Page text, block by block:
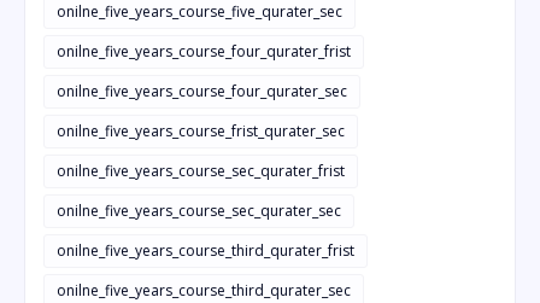
onilne_five_years_course_five_qurater_sec
onilne_five_years_course_four_qurater_frist
onilne_five_years_course_four_qurater_sec
onilne_five_years_course_frist_qurater_sec
onilne_five_years_course_sec_qurater_frist
onilne_five_years_course_sec_qurater_sec
onilne_five_years_course_third_qurater_frist
onilne_five_years_course_third_qurater_sec